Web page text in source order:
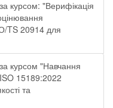
курсом: "Верифікація
TS 20914 для
курсом "Навчання
ISO 15189:2022
та